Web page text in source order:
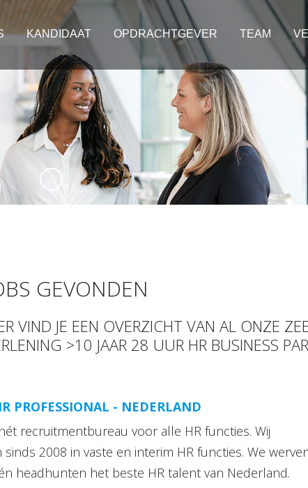
KANDIDAAT OPDRACHTGEVER TEAM
GEVONDEN
VIND JE EEN OVERZICHT VAN AL ONZE
>10 JAAR 28 UUR HR BUSINESS
PROFESSIONAL - NEDERLAND
recruitmentbureau voor alle HR functies. Wij
2008 in vaste en interim HR functies. We
headhunten het beste HR talent van Nederland.